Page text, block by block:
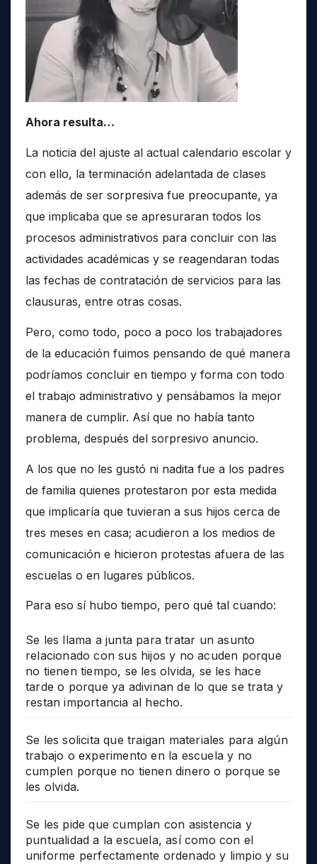
Ahora resulta…
La noticia del ajuste al actual calendario escolar y
con ello, la terminación adelantada de clases
además de ser sorpresiva fue preocupante, ya
que implicaba que se apresuraran todos los
procesos administrativos para concluir con las
actividades académicas y se reagendaran todas
las fechas de contratación de servicios para las
clausuras, entre otras cosas.
Pero, como todo, poco a poco los trabajadores
de la educación fuimos pensando de qué manera
podríamos concluir en tiempo y forma con todo
el trabajo administrativo y pensábamos la mejor
manera de cumplir. Así que no había tanto
problema, después del sorpresivo anuncio.
A los que no les gustó ni nadita fue a los padres
de familia quienes protestaron por esta medida
que implicaría que tuvieran a sus hijos cerca de
tres meses en casa; acudieron a los medios de
comunicación e hicieron protestas afuera de las
escuelas o en lugares públicos.
Para eso sí hubo tiempo, pero qué tal cuando:
Se les llama a junta para tratar un asunto
relacionado con sus hijos y no acuden porque
no tienen tiempo, se les olvida, se les hace
tarde o porque ya adivinan de lo que se trata y
restan importancia al hecho.
Se les solicita que traigan materiales para algún
trabajo o experimento en la escuela y no
cumplen porque no tienen dinero o porque se
les olvida.
Se les pide que cumplan con asistencia y
puntualidad a la escuela, así como con el
uniforme perfectamente ordenado y limpio y su